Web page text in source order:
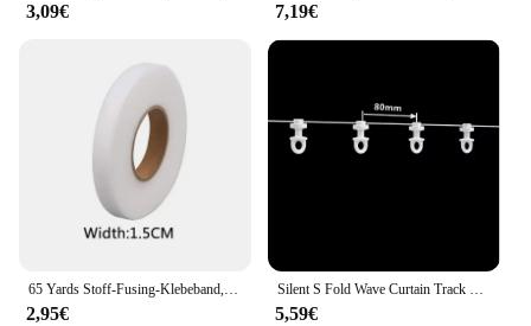
3,09€ 7,19€
65 Yards Stoff-Fusing-Klebeband, selbstklebendes Saumband, zum Aufbügeln am Saum, für Hosen, Kleider, Kleidung, Vorhänge, Web-Klebstoff-Saumstreifen
2,95€
Silent S Fold Wave Curtain Track Pulley System Rail Line Runner Kabelrad Rollenhaken für Heimdekoration
5,59€